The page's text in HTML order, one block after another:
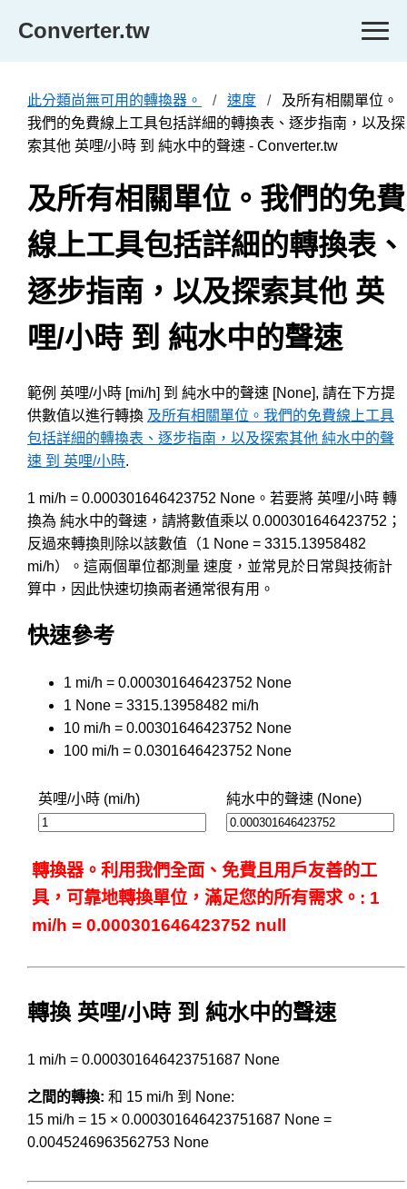
Converter.tw
此分類尚無可用的轉換器。 速度
及所有相關單位。
我們的免費線上工具包括詳細的轉換表、逐步指南，以及探
索其他 英哩/小時 到 純水中的聲速 - Converter.tw
及所有相關單位。我們的免費
線上工具包括詳細的轉換表、
逐步指南，以及探索其他 英
哩/小時 到 純水中的聲速
範例 英哩/小時 [mi/h] 到 純水中的聲速 [None], 請在下方提
供數值以進行轉換 及所有相關單位。我們的免費線上工具
包括詳細的轉換表、逐步指南，以及探索其他 純水中的聲
速 到 英哩/小時.
1 mi/h = 0.000301646423752 None。若要將 英哩/小時 轉
換為 純水中的聲速，請將數值乘以 0.000301646423752；
反過來轉換則除以該數值（1 None = 3315.13958482
mi/h）。這兩個單位都測量 速度，並常見於日常與技術計
算中，因此快速切換兩者通常很有用。
快速參考
1 mi/h = 0.000301646423752 None
1 None = 3315.13958482 mi/h
10 mi/h = 0.00301646423752 None
100 mi/h = 0.0301646423752 None
英哩/小時 (mi/h) 純水中的聲速 (None)
轉換器。利用我們全面、免費且用戶友善的工
具，可靠地轉換單位，滿足您的所有需求。: 1
mi/h = 0.000301646423752 null
轉換 英哩/小時 到 純水中的聲速
1 mi/h = 0.000301646423751687 None
之間的轉換: 和 15 mi/h 到 None:
15 mi/h = 15 × 0.000301646423751687 None =
0.0045246963562753 None